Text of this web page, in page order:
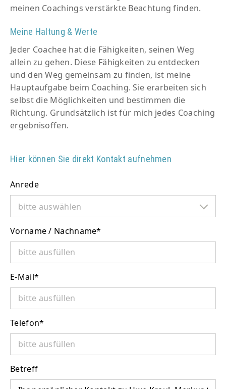
meinen Coachings verstärkte Beachtung finden.
Meine Haltung & Werte
Jeder Coachee hat die Fähigkeiten, seinen Weg
allein zu gehen. Diese Fähigkeiten zu entdecken
und den Weg gemeinsam zu finden, ist meine
Hauptaufgabe beim Coaching. Sie erarbeiten sich
selbst die Möglichkeiten und bestimmen die
Richtung. Grundsätzlich ist für mich jedes Coaching
ergebnisoffen.
Hier können Sie direkt Kontakt aufnehmen
Anrede
bitte auswählen
Vorname / Nachname*
E-Mail*
Telefon*
Betreff